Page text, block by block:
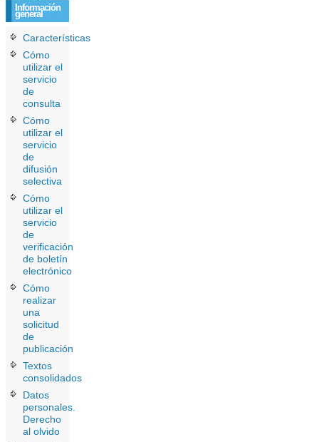
Información
general
Características
Cómo
utilizar el
servicio
de
consulta
Cómo
utilizar el
servicio
de
difusión
selectiva
Cómo
utilizar el
servicio
de
verificación
de boletín
electrónico
Cómo
realizar
una
solicitud
de
publicación
Textos
consolidados
Datos
personales.
Derecho
al olvido